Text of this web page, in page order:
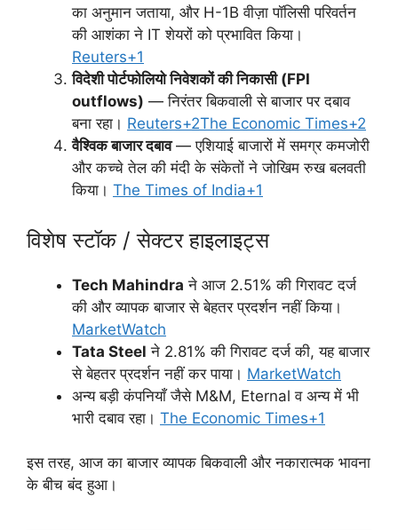
का अनुमान जताया, और H-1B वीज़ा पॉलिसी परिवर्तन
की आशंका ने IT शेयरों को प्रभावित किया।
Reuters+1
विदेशी पोर्टफोलियो निवेशकों की निकासी (FPI
outflows) — निरंतर बिकवाली से बाजार पर दबाव
बना रहा। Reuters+2The Economic Times+2
वैश्विक बाजार दबाव— एशियाई बाजारों में समग्र कमजोरी
और कच्चे तेल की मंदी के संकेतों ने जोखिम रुख बलवती
किया। The Times of India+1
विशेष स्टॉक / सेक्टर हाइलाइट्स
Tech Mahindra ने आज 2.51% की गिरावट दर्ज
की और व्यापक बाजार से बेहतर प्रदर्शन नहीं किया।
MarketWatch
Tata Steel ने 2.81% की गिरावट दर्ज की, यह बाजार
से बेहतर प्रदर्शन नहीं कर पाया। MarketWatch
अन्य बड़ी कंपनियाँ जैसे M&M, Eternal व अन्य में भी
भारी दबाव रहा। The Economic Times+1
इस तरह, आज का बाजार व्यापक बिकवाली और नकारात्मक भावना
के बीच बंद हुआ।